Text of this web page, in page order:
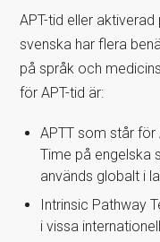
APT-tid eller
svenska har flera
på språk och
för APT-tid är:
APTT som står
Time på engelska
används globalt i
Intrinsic Pathway
i vissa